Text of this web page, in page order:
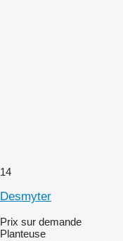
14
Desmyter
Prix sur demande
Planteuse